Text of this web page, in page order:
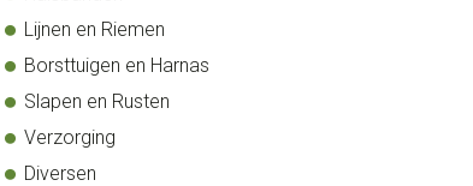
Lijnen en Riemen
Borsttuigen en Harnas
Slapen en Rusten
Verzorging
Diversen